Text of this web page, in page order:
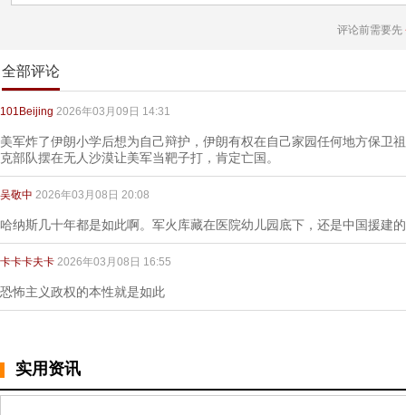
评论前需要先
全部评论
101Beijing 2026年03月09日 14:31
美军炸了伊朗小学后想为自己辩护，伊朗有权在自己家园任何地方保卫
克部队摆在无人沙漠让美军当靶子打，肯定亡国。
吴敬中 2026年03月08日 20:08
哈纳斯几十年都是如此啊。军火库藏在医院幼儿园底下，还是中国援建
卡卡卡夫卡 2026年03月08日 16:55
恐怖主义政权的本性就是如此
实用资讯